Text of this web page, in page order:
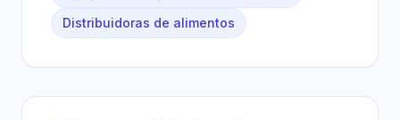
Distribuidoras de alimentos